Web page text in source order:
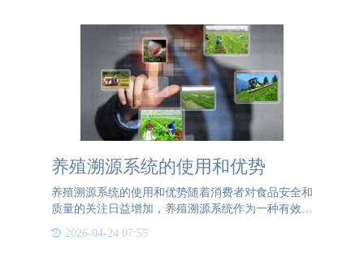
养殖溯源系统的使用和优势
养殖溯源系统的使用和优势随着消费者对食品安全和
质量的关注日益增加，养殖溯源系统作为一种有效的
建立全程可追溯的数据管理平台，实现了对养殖过程
2026-04-24 07:55